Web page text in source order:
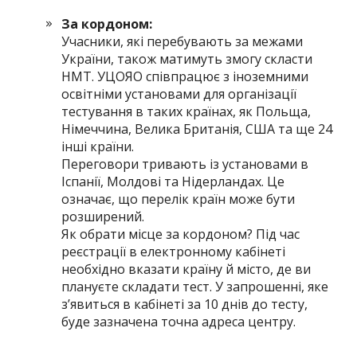
За кордоном:
Учасники, які перебувають за межами
України, також матимуть змогу скласти
НМТ. УЦОЯО співпрацює з іноземними
освітніми установами для організації
тестування в таких країнах, як Польща,
Німеччина, Велика Британія, США та ще 24
інші країни.
Переговори тривають із установами в
Іспанії, Молдові та Нідерландах. Це
означає, що перелік країн може бути
розширений.
Як обрати місце за кордоном? Під час
реєстрації в електронному кабінеті
необхідно вказати країну й місто, де ви
плануєте складати тест. У запрошенні, яке
з’явиться в кабінеті за 10 днів до тесту,
буде зазначена точна адреса центру.